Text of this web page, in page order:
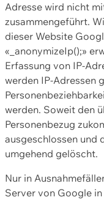
Adresse wird nicht
zusammengeführt.
dieser Website
«_anonymizeIp();»
Erfassung von IP-
werden IP-Adressen
werden. Soweit den
Personenbezug
ausgeschlossen und
umgehend gelöscht.
Nur in
Server von Google